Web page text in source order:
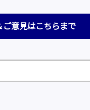
ご意見はこちらまで